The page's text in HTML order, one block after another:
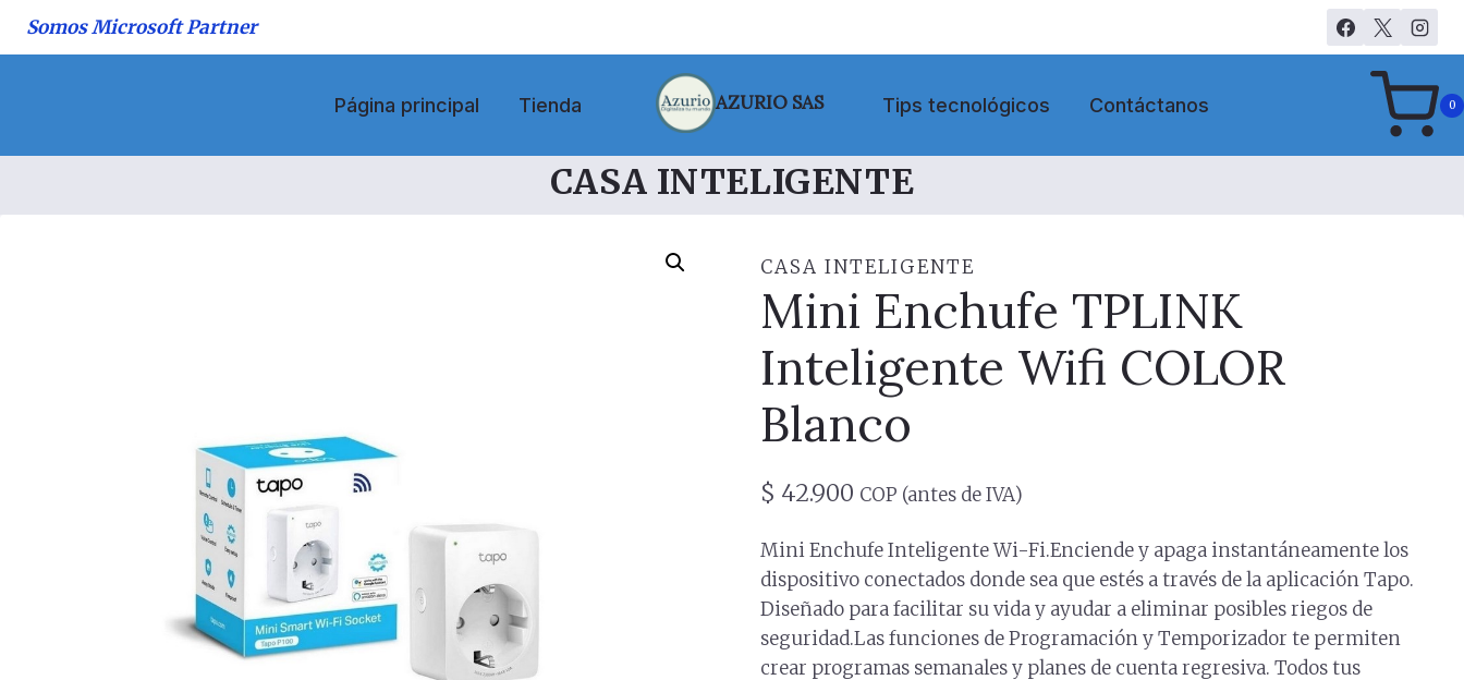
Somos Microsoft Partner
Página principal Tienda AZURIO SAS Tips tecnológicos Contáctanos 0
CASA INTELIGENTE
CASA INTELIGENTE
Mini Enchufe TPLINK
Inteligente Wifi COLOR
Blanco
$ 42.900 COP (antes de IVA)
Mini Enchufe Inteligente Wi-Fi.Enciende y apaga instantáneamente los
dispositivo conectados donde sea que estés a través de la aplicación Tapo.
Diseñado para facilitar su vida y ayudar a eliminar posibles riegos de
seguridad.Las funciones de Programación y Temporizador te permiten
crear programas semanales y planes de cuenta regresiva. Todos tus